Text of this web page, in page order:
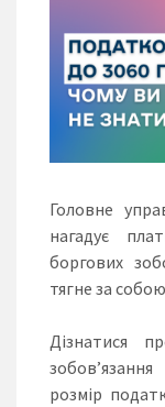
Головне
нагадує
боргових
тягне за
Дізнатися
розмір